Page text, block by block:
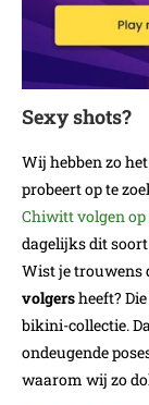
Sexy shots?
Wij hebben zo
probeert op te
Chiwitt volgen
dagelijks dit
Wist je trouwens
volgersheeft?
bikini-collectie.
ondeugende
waarom wij zo